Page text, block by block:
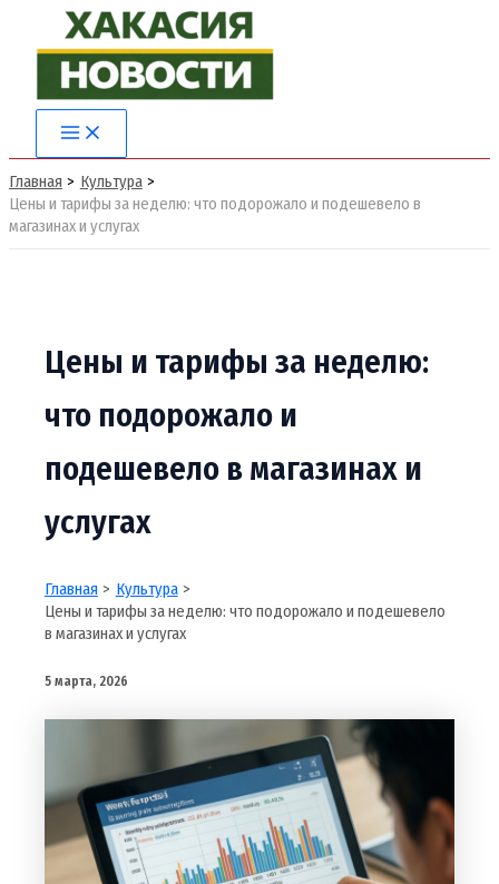
содержимому
Main
Menu
Главная
Культура
Цены и тарифы за неделю: что подорожало и подешевело в
магазинах и услугах
Цены и тарифы за неделю:
что подорожало и
подешевело в магазинах и
услугах
Главная
Культура
Цены и тарифы за неделю: что подорожало и подешевело
в магазинах и услугах
5 марта, 2026